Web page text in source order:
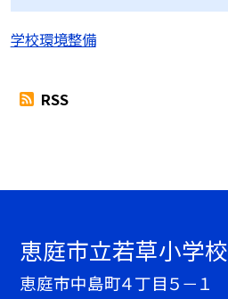
学校環境整備
RSS
恵庭市立若草小学校
恵庭市中島町４丁目５－１